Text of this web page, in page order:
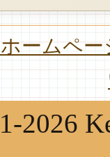
ームペ
2026